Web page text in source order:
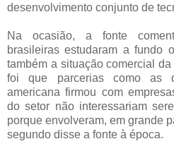
desenvolvimento conjunto de
Na ocasião, a fonte
brasileiras estudaram a fundo
também a situação comercial
foi que parcerias como as
americana firmou com
do setor não interessariam
porque envolveram, em grande
segundo disse a fonte à época.